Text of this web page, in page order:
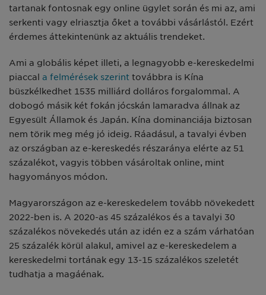
tartanak fontosnak egy online ügylet során és mi az, ami
serkenti vagy elriasztja őket a további vásárlástól. Ezért
érdemes áttekintenünk az aktuális trendeket.
Ami a globális képet illeti, a legnagyobb e-kereskedelmi
piaccal a felmérések szerint továbbra is Kína
büszkélkedhet 1535 milliárd dolláros forgalommal. A
dobogó másik két fokán jócskán lamaradva állnak az
Egyesült Államok és Japán. Kína dominanciája biztosan
nem törik meg még jó ideig. Ráadásul, a tavalyi évben
az országban az e-kereskedés részaránya elérte az 51
százalékot, vagyis többen vásároltak online, mint
hagyományos módon.
Magyarországon az e-kereskedelem tovább növekedett
2022-ben is. A 2020-as 45 százalékos és a tavalyi 30
százalékos növekedés után az idén ez a szám várhatóan
25 százalék körül alakul, amivel az e-kereskedelem a
kereskedelmi tortának egy 13-15 százalékos szeletét
tudhatja a magáénak.